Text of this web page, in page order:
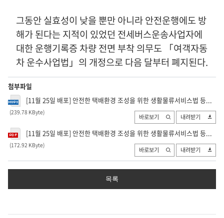
그동안 실효성이 낮을 뿐만 아니라 안전운행에도 방
해가 된다는 지적이 있었던 전세버스운송사업자에
대한 운행기록증 차량 전면 부착 의무도 「여객자동
차 운수사업법 」 의 개정으로 다음 달부터 폐지된다.
첨부파일
[11월 25일 배포] 안전한 택배환경 조성을 위한 생활물류서비스법 등...
(239.78 KByte)
바로보기 내려받기
[11월 25일 배포] 안전한 택배환경 조성을 위한 생활물류서비스법 등...
(172.92 KByte)
바로보기 내려받기
목록